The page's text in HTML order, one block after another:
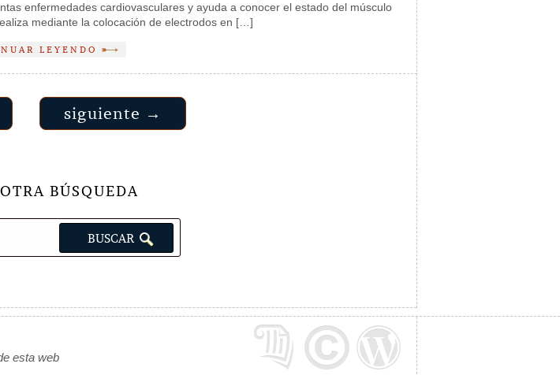
enfermedades cardiovasculares y ayuda a conocer el estado del músculo
mediante la colocación de electrodos en […]
LEYENDO
siguiente →
BÚSQUEDA
esta web